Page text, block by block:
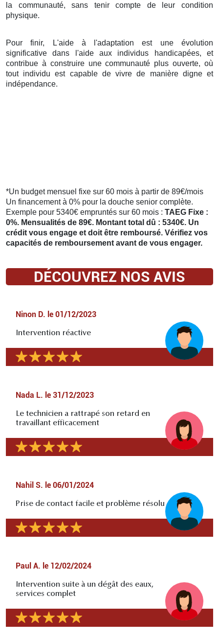
la communauté, sans tenir compte de leur condition
physique.
Pour finir, L'aide à l'adaptation est une évolution
significative dans l'aide aux individus handicapées, et
contribue à construire une communauté plus ouverte, où
tout individu est capable de vivre de manière digne et
indépendance.
*Un budget mensuel fixe sur 60 mois à partir de 89€/mois
Un financement à 0% pour la douche senior complète.
Exemple pour 5340€ empruntés sur 60 mois : TAEG Fixe :
0%. Mensualités de 89€. Montant total dû : 5340€. Un
crédit vous engage et doit être remboursé. Vérifiez vos
capacités de remboursement avant de vous engager.
DÉCOUVREZ NOS AVIS
Ninon D. le 01/12/2023
Intervention réactive
Nada L. le 31/12/2023
Le technicien a rattrapé son retard en
travaillant efficacement
Nahil S. le 06/01/2024
Prise de contact facile et problème résolu
Paul A. le 12/02/2024
Intervention suite à un dégât des eaux,
services complet